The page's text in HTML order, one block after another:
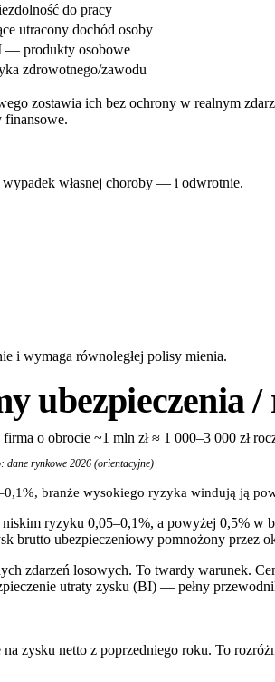
do pracy
utracony dochód osoby
— produkty osobowe
zdrowotnego/zawodu
zostawia ich bez ochrony w realnym
finansowe.
wypadek własnej choroby — i odwrotnie.
i wymaga równoległej polisy mienia.
ubezpieczenia
firma o obrocie ~1 mln zł ≈ 1 000–3 000 zł
dane rynkowe 2026 (orientacyjne)
branże wysokiego ryzyka windują ją
ryzyku 0,05–0,1%, a powyżej 0,5%
brutto ubezpieczeniowy pomnożony przez
zdarzeń losowych. To twardy warunek.
utraty zysku (BI) — pełny
zysku netto z poprzedniego roku. To